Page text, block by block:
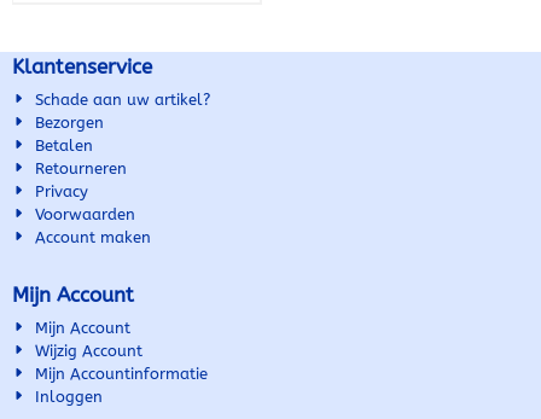
Klantenservice
Schade aan uw artikel?
Bezorgen
Betalen
Retourneren
Privacy
Voorwaarden
Account maken
Mijn Account
Mijn Account
Wijzig Account
Mijn Accountinformatie
Inloggen